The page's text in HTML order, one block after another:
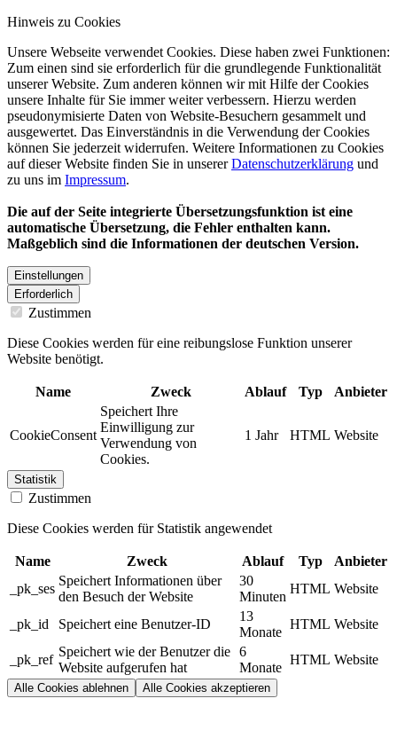
Hinweis zu Cookies
Unsere Webseite verwendet Cookies. Diese haben zwei Funktionen:
Zum einen sind sie erforderlich für die grundlegende Funktionalität
unserer Website. Zum anderen können wir mit Hilfe der Cookies
unsere Inhalte für Sie immer weiter verbessern. Hierzu werden
pseudonymisierte Daten von Website-Besuchern gesammelt und
ausgewertet. Das Einverständnis in die Verwendung der Cookies
können Sie jederzeit widerrufen. Weitere Informationen zu Cookies
auf dieser Website finden Sie in unsererDatenschutzerklärung und
zu uns im Impressum.
Die auf der Seite integrierte Übersetzungsfunktion ist eine
automatische Übersetzung, die Fehler enthalten kann.
Maßgeblich sind die Informationen der deutschen Version.
Einstellungen
Erforderlich
Zustimmen
Diese Cookies werden für eine reibungslose Funktion unserer
Website benötigt.
Name Zweck Ablauf Typ Anbieter
CookieConsent
Speichert Ihre
Einwilligung zur
Verwendung von
Cookies.
1 Jahr HTML Website
Statistik
Zustimmen
Diese Cookies werden für Statistik angewendet
Name Zweck Ablauf Typ
Anbieter
_pk_ses
Speichert Informationen über
den Besuch der Website
30
Minuten
HTML Website
_pk_id Speichert eine Benutzer-ID
13
Monate
HTML Website
_pk_ref
Speichert wie der Benutzer die
Website aufgerufen hat
6
Monate
HTML Website
Alle Cookies ablehnen Alle Cookies akzeptieren